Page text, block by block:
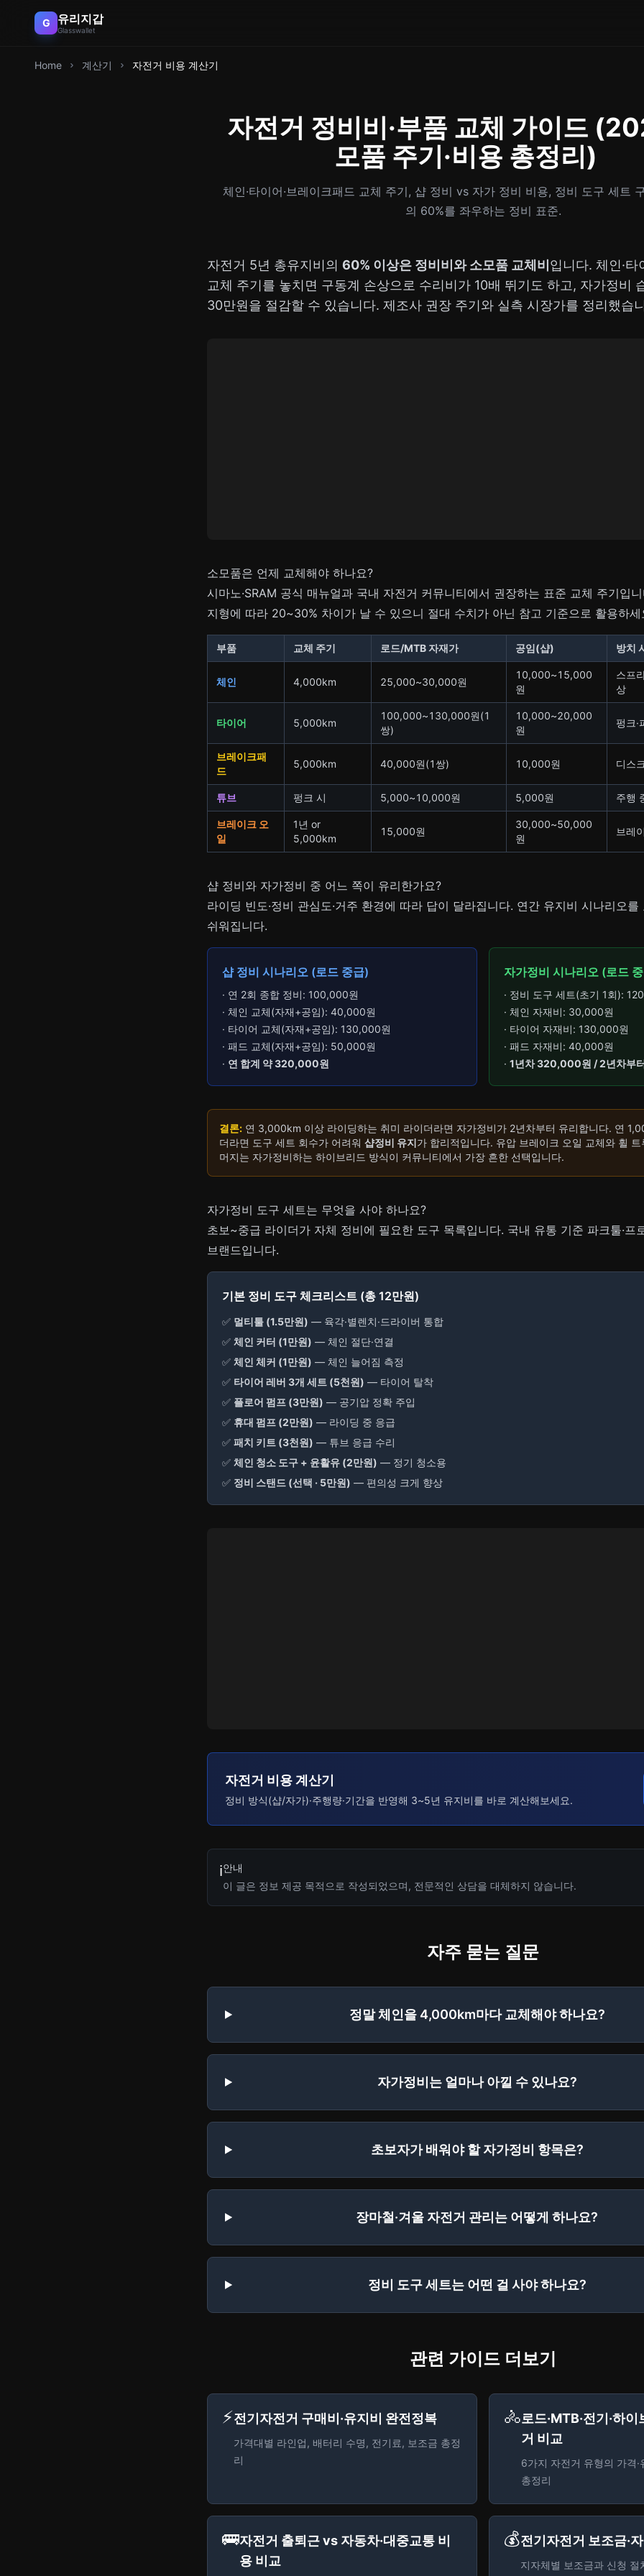
G 유리지갑
Glasswallet
Home 계산기 자전거 비용 계산기
자전거 정비비·부품 교체 가이드
모품 주기·비용 총정리)
체인·타이어·브레이크패드 교체 주기, 샵 정비 vs 자가 정비 비용, 정비 도구 세트
의 60%를 좌우하는 정비 표준.
자전거 5년 총유지비의 60% 이상은 정비비와 소모품 교체비 입니다. 체인·타
교체 주기를 놓치면 구동계 손상으로 수리비가 10배 뛰기도 하고, 자가정비
30만원을 절감할 수 있습니다. 제조사 권장 주기와 실측 시장가를 정리했습
소모품은 언제 교체해야 하나요?
시마노·SRAM 공식 매뉴얼과 국내 자전거 커뮤니티에서 권장하는 표준 교체 주기입
지형에 따라 20~30% 차이가 날 수 있으니 절대 수치가 아닌 참고 기준으로 활용하세
부품 교체 주기 로드/MTB 자재가 공임(샵) 방치
체인 4,000km 25,000~30,000원
10,000~15,000
원
스프
상
타이어 5,000km
100,000~130,000원(1
쌍)
10,000~20,000
원
펑크·
브레이크패
드
5,000km 40,000원(1쌍) 10,000원 디스
튜브 펑크 시 5,000~10,000원 5,000원 주행
브레이크 오
일
1년 or
5,000km
15,000원
30,000~50,000
원
브레
샵 정비와 자가정비 중 어느 쪽이 유리한가요?
라이딩 빈도·정비 관심도·거주 환경에 따라 답이 달라집니다. 연간 유지비 시나리오
쉬워집니다.
샵 정비 시나리오 (로드 중급)
· 연 2회 종합 정비: 100,000원
· 체인 교체(자재+공임): 40,000원
· 타이어 교체(자재+공임): 130,000원
· 패드 교체(자재+공임): 50,000원
· 연 합계 약 320,000원
자가정비 시나리오 (로드
· 정비 도구 세트(초기 1회):
· 체인 자재비: 30,000원
· 타이어 자재비: 130,000원
· 패드 자재비: 40,000원
· 1년차 320,000원 / 2년차부
결론: 연 3,000km 이상 라이딩하는 취미 라이더라면 자가정비가 2년차부터 유리합니다. 연
더라면 도구 세트 회수가 어려워 샵정비 유지가 합리적입니다. 유압 브레이크 오일 교체와 휠
머지는 자가정비하는 하이브리드 방식이 커뮤니티에서 가장 흔한 선택입니다.
자가정비 도구 세트는 무엇을 사야 하나요?
초보~중급 라이더가 자체 정비에 필요한 도구 목록입니다. 국내 유통 기준 파크툴·프
브랜드입니다.
기본 정비 도구 체크리스트 (총 12만원)
✅ 멀티툴 (1.5만원) — 육각·별렌치·드라이버 통합
✅ 체인 커터 (1만원) — 체인 절단·연결
✅ 체인 체커 (1만원) — 체인 늘어짐 측정
✅ 타이어 레버 3개 세트 (5천원) — 타이어 탈착
✅ 플로어 펌프 (3만원) — 공기압 정확 주입
✅ 휴대 펌프 (2만원) — 라이딩 중 응급
✅ 패치 키트 (3천원) — 튜브 응급 수리
✅ 체인 청소 도구 + 윤활유 (2만원) — 정기 청소용
✅ 정비 스탠드 (선택 · 5만원) — 편의성 크게 향상
자전거 비용 계산기
정비 방식(샵/자가)·주행량·기간을 반영해 3~5년 유지비를 바로 계산해보세요.
ℹ️안내
이 글은 정보 제공 목적으로 작성되었으며, 전문적인 상담을 대체하지 않습니다.
자주 묻는 질문
정말 체인을 4,000km마다 교체해야 하나요?
자가정비는 얼마나 아낄 수 있나요?
초보자가 배워야 할 자가정비 항목은?
장마철·겨울 자전거 관리는 어떻게 하나요?
정비 도구 세트는 어떤 걸 사야 하나요?
관련 가이드 더보기
⚡전기자전거 구매비·유지비 완전정복
가격대별 라인업, 배터리 수명, 전기료, 보조금 총정
리
🚴로드·MTB·전기·하
거 비교
6가지 자전거 유형의 가격·
총정리
🚌자전거 출퇴근 vs 자동차·대중교통 비
용 비교
💰전기자전거 보조금·
지자체별 보조금과 신청 절